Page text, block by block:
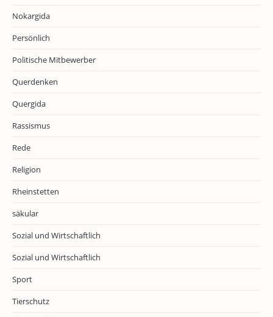
Nokargida
Persönlich
Politische Mitbewerber
Querdenken
Quergida
Rassismus
Rede
Religion
Rheinstetten
säkular
Sozial und Wirtschaftlich
Sozial und Wirtschaftlich
Sport
Tierschutz